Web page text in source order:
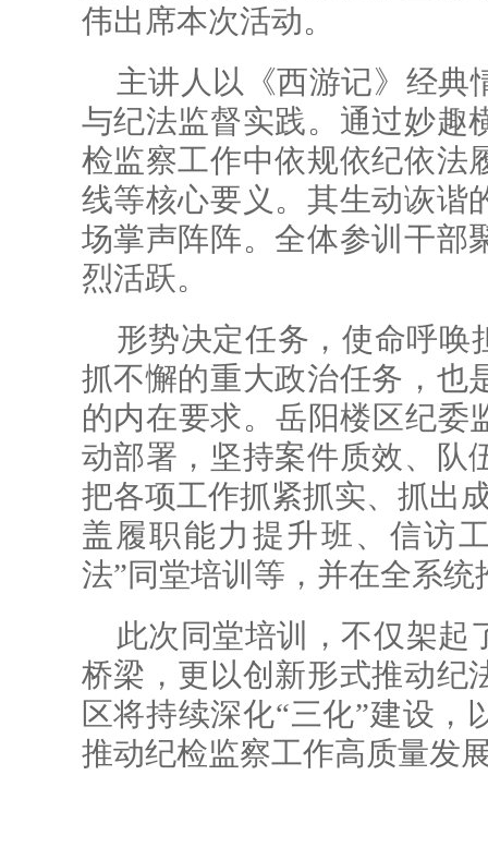
伟出席本次活动。
主讲人以《西游记》经典
与纪法监督实践。通过妙趣
检监察工作中依规依纪依法
线等核心要义。其生动诙谐
场掌声阵阵。全体参训干部
烈活跃。
形势决定任务，使命呼唤
抓不懈的重大政治任务，也
的内在要求。岳阳楼区纪委
动部署，坚持案件质效、队
把各项工作抓紧抓实、抓出
盖履职能力提升班、信访
法”同堂培训等，并在全系统
此次同堂培训，不仅架起
桥梁，更以创新形式推动纪
区将持续深化“三化”建设
推动纪检监察工作高质量发